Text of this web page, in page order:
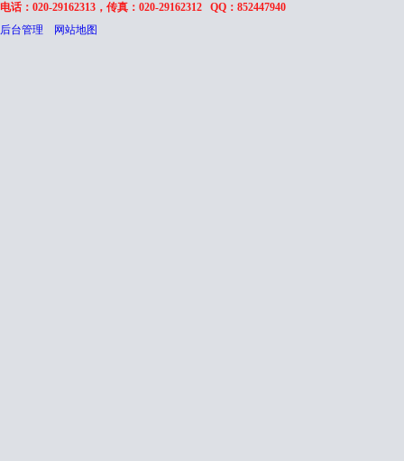
电话：020-29162313，传真：020-29162312 QQ：852447940
后台管理
网站地图